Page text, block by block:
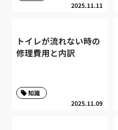
2025.11.11
トイレが流れない時の
修理費用と内訳
2025.11.09
知識